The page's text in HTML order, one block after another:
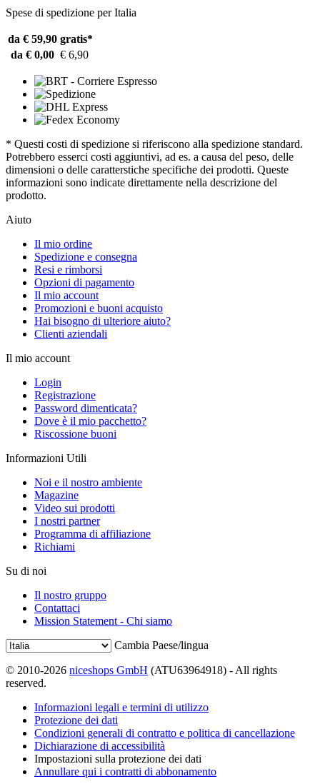
Spese di spedizione per Italia
da € 59,90 gratis*
da € 0,00 € 6,90
* Questi costi di spedizione si riferiscono alla spedizione standard.
Potrebbero esserci costi aggiuntivi, ad es. a causa del peso, delle
dimensioni o delle caratterstiche specifiche dei prodotti. Queste
informazioni sono indicate direttamente nella descrizione del
prodotto.
Aiuto
Il mio ordine
Spedizione e consegna
Resi e rimborsi
Opzioni di pagamento
Il mio account
Promozioni e buoni acquisto
Hai bisogno di ulteriore aiuto?
Clienti aziendali
Il mio account
Login
Registrazione
Password dimenticata?
Dove è il mio pacchetto?
Riscossione buoni
Informazioni Utili
Noi e il nostro ambiente
Magazine
Video sui prodotti
I nostri partner
Programma di affiliazione
Richiami
Su di noi
Il nostro gruppo
Contattaci
Mission Statement - Chi siamo
Cambia Paese/lingua
© 2010-2026 niceshops GmbH (ATU63964918) - All rights
reserved.
Informazioni legali e termini di utilizzo
Protezione dei dati
Condizioni generali di contratto e politica di cancellazione
Dichiarazione di accessibilità
Impostazioni sulla protezione dei dati
Annullare qui i contratti di abbonamento